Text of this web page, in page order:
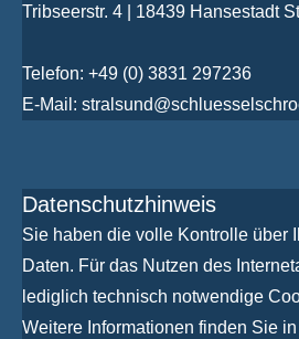
Tribseerstr. 4 | 18439 Hansestadt
Telefon: +49 (0) 3831 297236
E-Mail:
Datenschutzhinweis
Sie haben die volle Kontrolle über
Daten. Für das Nutzen des
lediglich technisch notwendige
Weitere Informationen finden Sie